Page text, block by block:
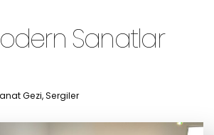
Sanatlar
Gezi,Sergiler